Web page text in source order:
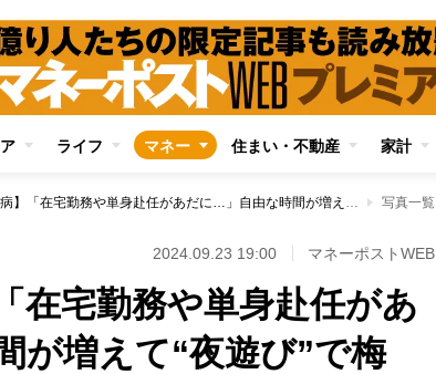
ライフ マネー 住まい・不動産 家計
【蔓延する性病】「在宅勤務や単身赴任があだに…」自由な時間が増えて“夜遊び”で梅毒・淋病に罹患した男性たちの反省と治療の顛末 写真一覧
2024.09.23 19:00 マネーポストWEB
在宅勤務や単身赴任があ
が増えて“夜遊び”で梅